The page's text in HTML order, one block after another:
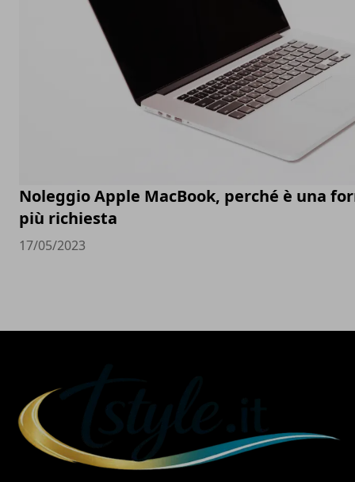
Noleggio Apple MacBook, perché è una
più richiesta
17/05/2023